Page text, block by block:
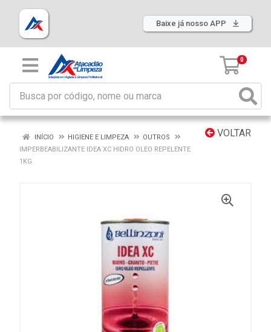
Baixe já nosso APP
0
VOLTAR
INÍCIO HIGIENE E LIMPEZA
OUTROS
IMPERBEABILIZANTE IDEA XC HIDRO OLEO REPELENTE
1KG